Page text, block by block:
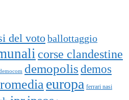
del votoballottaggio
corse clandestine
demopolisdemos
europa ferrari nasi